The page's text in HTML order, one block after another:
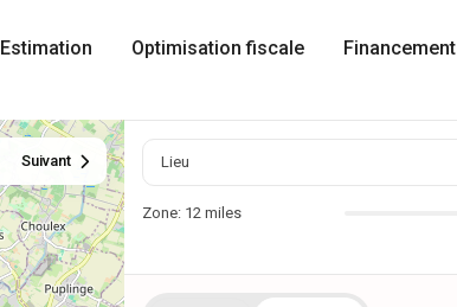
Estimation Optimisation fiscale Financement
Suivant
Zone: 12 miles